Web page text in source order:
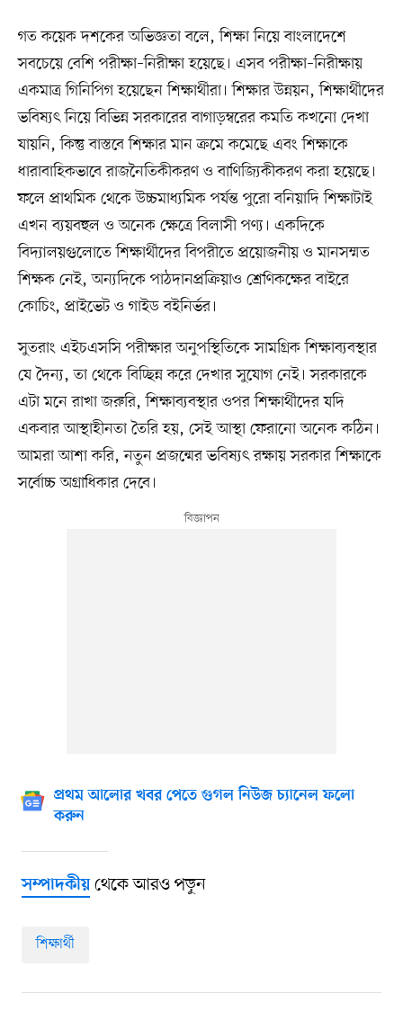
গত কয়েক দশকের অভিজ্ঞতা বলে, শিক্ষা নিয়ে বাংলাদেশে
সবচেয়ে বেশি পরীক্ষা–নিরীক্ষা হয়েছে। এসব পরীক্ষা–নিরীক্ষায়
একমাত্র গিনিপিগ হয়েছেন শিক্ষার্থীরা। শিক্ষার উন্নয়ন, শিক্ষার্থীদের
ভবিষ্যৎ নিয়ে বিভিন্ন সরকারের বাগাড়ম্বরের কমতি কখনো দেখা
যায়নি, কিন্তু বাস্তবে শিক্ষার মান ক্রমে কমেছে এবং শিক্ষাকে
ধারাবাহিকভাবে রাজনৈতিকীকরণ ও বাণিজ্যিকীকরণ করা হয়েছে।
ফলে প্রাথমিক থেকে উচ্চমাধ্যমিক পর্যন্ত পুরো বনিয়াদি শিক্ষাটাই
এখন ব্যয়বহুল ও অনেক ক্ষেত্রে বিলাসী পণ্য। একদিকে
বিদ্যালয়গুলোতে শিক্ষার্থীদের বিপরীতে প্রয়োজনীয় ও মানসম্মত
শিক্ষক নেই, অন্যদিকে পাঠদানপ্রক্রিয়াও শ্রেণিকক্ষের বাইরে
কোচিং, প্রাইভেট ও গাইড বইনির্ভর।
সুতরাং এইচএসসি পরীক্ষার অনুপস্থিতিকে সামগ্রিক শিক্ষাব্যবস্থার
যে দৈন্য, তা থেকে বিচ্ছিন্ন করে দেখার সুযোগ নেই। সরকারকে
এটা মনে রাখা জরুরি, শিক্ষাব্যবস্থার ওপর শিক্ষার্থীদের যদি
একবার আস্থাহীনতা তৈরি হয়, সেই আস্থা ফেরানো অনেক কঠিন।
আমরা আশা করি, নতুন প্রজন্মের ভবিষ্যৎ রক্ষায় সরকার শিক্ষাকে
সর্বোচ্চ অগ্রাধিকার দেবে।
প্রথম আলোর খবর পেতে গুগল নিউজ চ্যানেল ফলো
করুন
সম্পাদকীয়থেকে আরও পড়ুন
শিক্ষার্থী